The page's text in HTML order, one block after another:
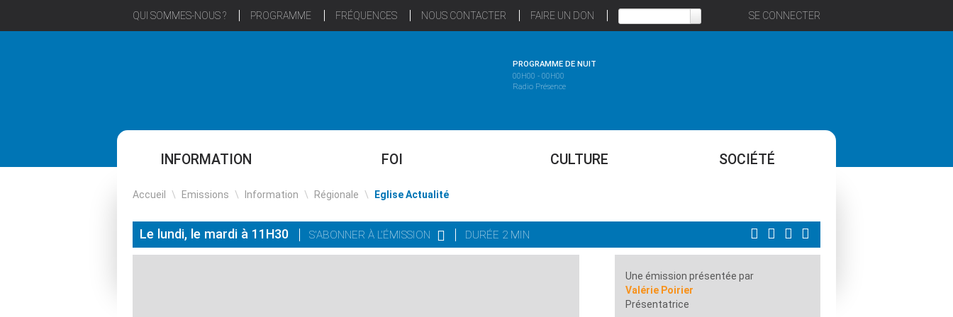
QUI SOMMES-NOUS ? PROGRAMME FRÉQUENCES NOUS CONTACTER FAIRE UN DON SE CONNECTER
PROGRAMME DE NUIT
00H00 - 00H00
Radio Présence
INFORMATION FOI CULTURE SOCIÉTÉ
Accueil \ Emissions \ Information \ Régionale \ Eglise Actualité
Le lundi, le mardi à 11H30 S'ABONNER À L'ÉMISSION DURÉE 2 MIN
Une émission présentée par
Valérie Poirier
Présentatrice